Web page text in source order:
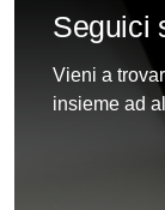
Seguici
Vieni a
insieme ad